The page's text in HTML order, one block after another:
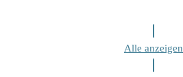
Alle anzeigen